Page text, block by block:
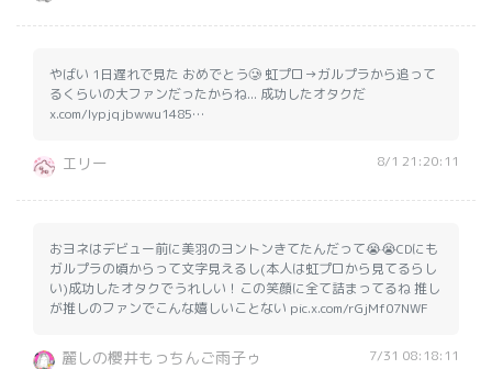
やばい 1日遅れで見た おめでとう🥲 虹プロ→ガルプラから追って
るくらいの大ファンだったからね... 成功したオタクだ
x.com/lypjqjbwwu1485…
エリー 8/1 21:20:11
おヨネはデビュー前に美羽のヨントンきてたんだって😭😭CDにも
ガルプラの頃からって文字見えるし(本人は虹プロから見てるらし
い)成功したオタクでうれしい！この笑顔に全て詰まってるね 推し
が推しのファンでこんな嬉しいことない pic.x.com/rGjMf07NWF
麗しの櫻井もっちんご雨子ゥ 7/31 08:18:11